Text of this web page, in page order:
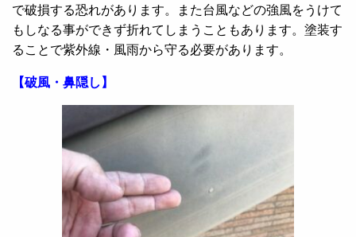
で破損する恐れがあります。また台風などの強風をうけて
もしなる事ができず折れてしまうこともあります。塗装す
ることで紫外線・風雨から守る必要があります。
【破風・鼻隠し】